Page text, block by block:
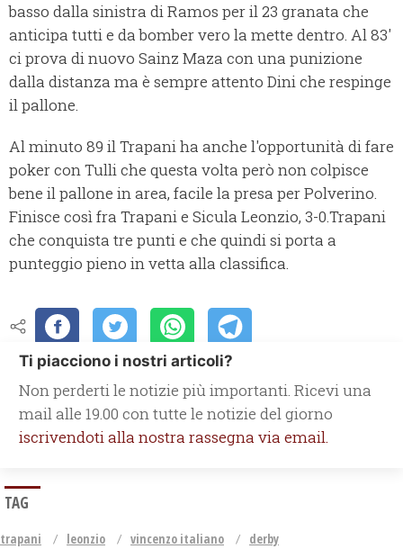
basso dalla sinistra di Ramos per il 23 granata che
anticipa tutti e da bomber vero la mette dentro. Al 83'
ci prova di nuovo Sainz Maza con una punizione
dalla distanza ma è sempre attento Dini che respinge
il pallone.
Al minuto 89 il Trapani ha anche l'opportunità di fare
poker con Tulli che questa volta però non colpisce
bene il pallone in area, facile la presa per Polverino.
Finisce così fra Trapani e Sicula Leonzio, 3-0.Trapani
che conquista tre punti e che quindi si porta a
punteggio pieno in vetta alla classifica.
Ti piacciono i nostri articoli?
Non perderti le notizie più importanti. Ricevi una
mail alle 19.00 con tutte le notizie del giorno
iscrivendoti alla nostra rassegna via email.
TAG
trapani leonzio vincenzo italiano derby